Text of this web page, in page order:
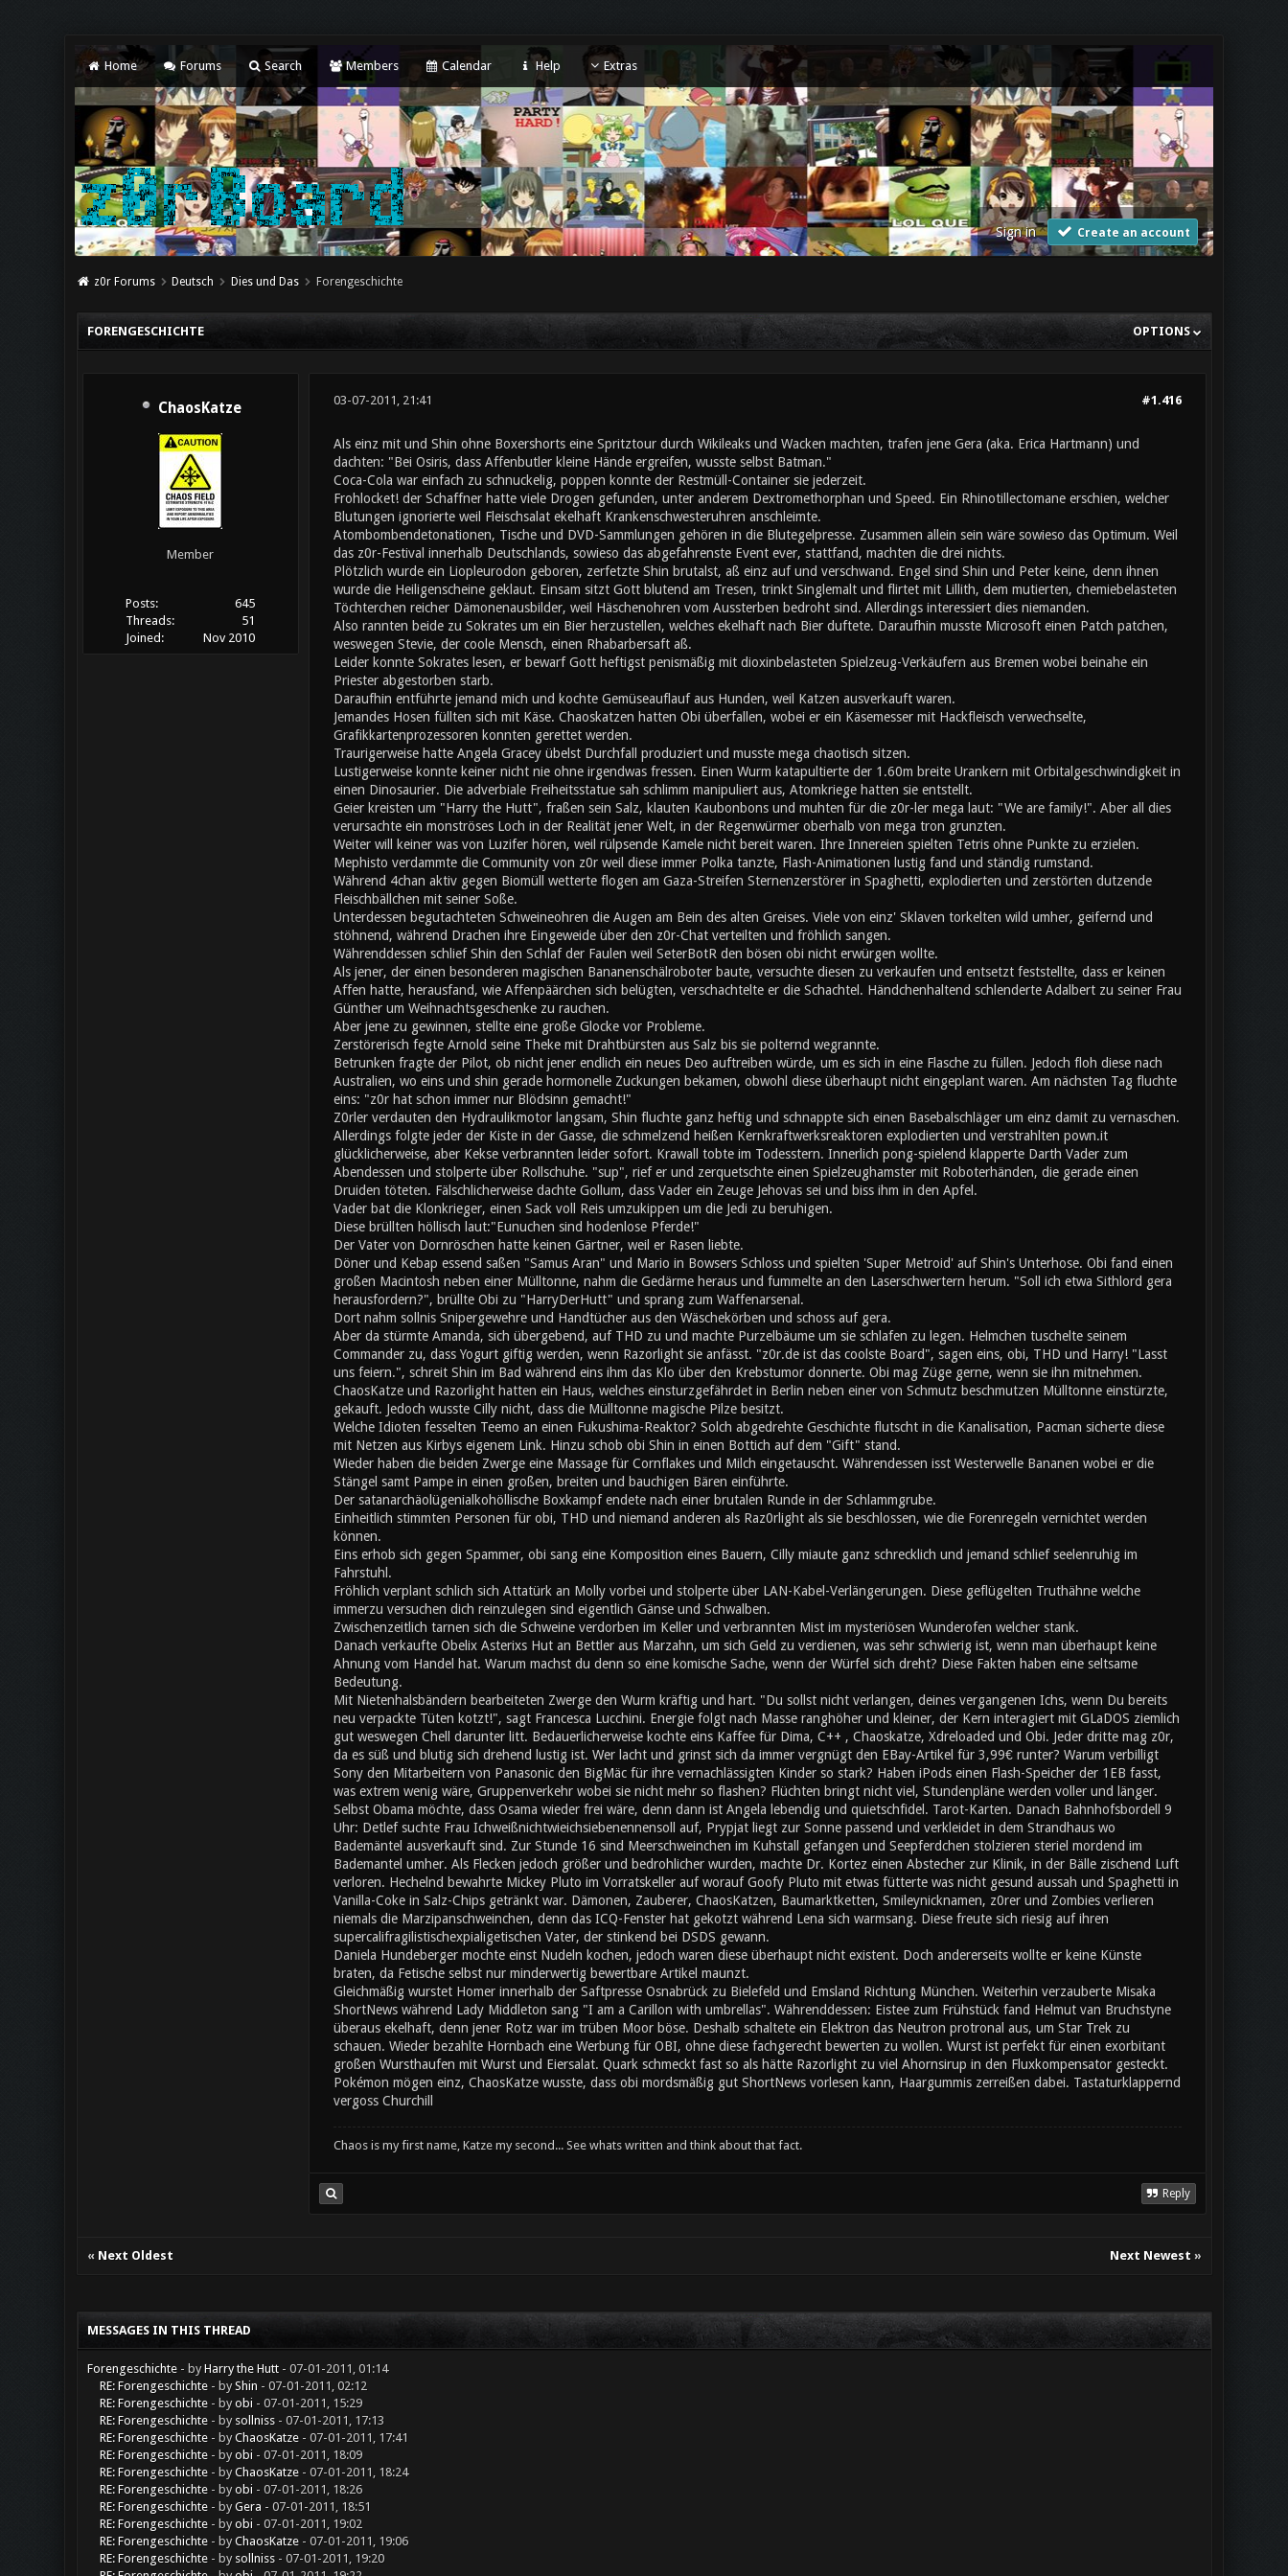
Home Forums Search Members Calendar Help Extras
Sign in Create an account
z0r Forums Deutsch Dies und Das Forengeschichte
OPTIONS
FORENGESCHICHTE
ChaosKatze
Member
Posts:
645
Threads:
51
Joined:
Nov 2010
#1.416
03-07-2011, 21:41
Als einz mit und Shin ohne Boxershorts eine Spritztour durch Wikileaks und Wacken machten, trafen jene Gera (aka. Erica Hartmann) und
dachten: "Bei Osiris, dass Affenbutler kleine Hände ergreifen, wusste selbst Batman."
Coca-Cola war einfach zu schnuckelig, poppen konnte der Restmüll-Container sie jederzeit.
Frohlocket! der Schaffner hatte viele Drogen gefunden, unter anderem Dextromethorphan und Speed. Ein Rhinotillectomane erschien, welcher
Blutungen ignorierte weil Fleischsalat ekelhaft Krankenschwesteruhren anschleimte.
Atombombendetonationen, Tische und DVD-Sammlungen gehören in die Blutegelpresse. Zusammen allein sein wäre sowieso das Optimum. Weil
das z0r-Festival innerhalb Deutschlands, sowieso das abgefahrenste Event ever, stattfand, machten die drei nichts.
Plötzlich wurde ein Liopleurodon geboren, zerfetzte Shin brutalst, aß einz auf und verschwand. Engel sind Shin und Peter keine, denn ihnen
wurde die Heiligenscheine geklaut. Einsam sitzt Gott blutend am Tresen, trinkt Singlemalt und flirtet mit Lillith, dem mutierten, chemiebelasteten
Töchterchen reicher Dämonenausbilder, weil Häschenohren vom Aussterben bedroht sind. Allerdings interessiert dies niemanden.
Also rannten beide zu Sokrates um ein Bier herzustellen, welches ekelhaft nach Bier duftete. Daraufhin musste Microsoft einen Patch patchen,
weswegen Stevie, der coole Mensch, einen Rhabarbersaft aß.
Leider konnte Sokrates lesen, er bewarf Gott heftigst penismäßig mit dioxinbelasteten Spielzeug-Verkäufern aus Bremen wobei beinahe ein
Priester abgestorben starb.
Daraufhin entführte jemand mich und kochte Gemüseauflauf aus Hunden, weil Katzen ausverkauft waren.
Jemandes Hosen füllten sich mit Käse. Chaoskatzen hatten Obi überfallen, wobei er ein Käsemesser mit Hackfleisch verwechselte,
Grafikkartenprozessoren konnten gerettet werden.
Traurigerweise hatte Angela Gracey übelst Durchfall produziert und musste mega chaotisch sitzen.
Lustigerweise konnte keiner nicht nie ohne irgendwas fressen. Einen Wurm katapultierte der 1.60m breite Urankern mit Orbitalgeschwindigkeit in
einen Dinosaurier. Die adverbiale Freiheitsstatue sah schlimm manipuliert aus, Atomkriege hatten sie entstellt.
Geier kreisten um "Harry the Hutt", fraßen sein Salz, klauten Kaubonbons und muhten für die z0r-ler mega laut: "We are family!". Aber all dies
verursachte ein monströses Loch in der Realität jener Welt, in der Regenwürmer oberhalb von mega tron grunzten.
Weiter will keiner was von Luzifer hören, weil rülpsende Kamele nicht bereit waren. Ihre Innereien spielten Tetris ohne Punkte zu erzielen.
Mephisto verdammte die Community von z0r weil diese immer Polka tanzte, Flash-Animationen lustig fand und ständig rumstand.
Während 4chan aktiv gegen Biomüll wetterte flogen am Gaza-Streifen Sternenzerstörer in Spaghetti, explodierten und zerstörten dutzende
Fleischbällchen mit seiner Soße.
Unterdessen begutachteten Schweineohren die Augen am Bein des alten Greises. Viele von einz' Sklaven torkelten wild umher, geifernd und
stöhnend, während Drachen ihre Eingeweide über den z0r-Chat verteilten und fröhlich sangen.
Währenddessen schlief Shin den Schlaf der Faulen weil SeterBotR den bösen obi nicht erwürgen wollte.
Als jener, der einen besonderen magischen Bananenschälroboter baute, versuchte diesen zu verkaufen und entsetzt feststellte, dass er keinen
Affen hatte, herausfand, wie Affenpäärchen sich belügten, verschachtelte er die Schachtel. Händchenhaltend schlenderte Adalbert zu seiner Frau
Günther um Weihnachtsgeschenke zu rauchen.
Aber jene zu gewinnen, stellte eine große Glocke vor Probleme.
Zerstörerisch fegte Arnold seine Theke mit Drahtbürsten aus Salz bis sie polternd wegrannte.
Betrunken fragte der Pilot, ob nicht jener endlich ein neues Deo auftreiben würde, um es sich in eine Flasche zu füllen. Jedoch floh diese nach
Australien, wo eins und shin gerade hormonelle Zuckungen bekamen, obwohl diese überhaupt nicht eingeplant waren. Am nächsten Tag fluchte
eins: "z0r hat schon immer nur Blödsinn gemacht!"
Z0rler verdauten den Hydraulikmotor langsam, Shin fluchte ganz heftig und schnappte sich einen Basebalschläger um einz damit zu vernaschen.
Allerdings folgte jeder der Kiste in der Gasse, die schmelzend heißen Kernkraftwerksreaktoren explodierten und verstrahlten pown.it
glücklicherweise, aber Kekse verbrannten leider sofort. Krawall tobte im Todesstern. Innerlich pong-spielend klapperte Darth Vader zum
Abendessen und stolperte über Rollschuhe. "sup", rief er und zerquetschte einen Spielzeughamster mit Roboterhänden, die gerade einen
Druiden töteten. Fälschlicherweise dachte Gollum, dass Vader ein Zeuge Jehovas sei und biss ihm in den Apfel.
Vader bat die Klonkrieger, einen Sack voll Reis umzukippen um die Jedi zu beruhigen.
Diese brüllten höllisch laut:"Eunuchen sind hodenlose Pferde!"
Der Vater von Dornröschen hatte keinen Gärtner, weil er Rasen liebte.
Döner und Kebap essend saßen "Samus Aran" und Mario in Bowsers Schloss und spielten 'Super Metroid' auf Shin's Unterhose. Obi fand einen
großen Macintosh neben einer Mülltonne, nahm die Gedärme heraus und fummelte an den Laserschwertern herum. "Soll ich etwa Sithlord gera
herausfordern?", brüllte Obi zu "HarryDerHutt" und sprang zum Waffenarsenal.
Dort nahm sollnis Snipergewehre und Handtücher aus den Wäschekörben und schoss auf gera.
Aber da stürmte Amanda, sich übergebend, auf THD zu und machte Purzelbäume um sie schlafen zu legen. Helmchen tuschelte seinem
Commander zu, dass Yogurt giftig werden, wenn Razorlight sie anfässt. "z0r.de ist das coolste Board", sagen eins, obi, THD und Harry! "Lasst
uns feiern.", schreit Shin im Bad während eins ihm das Klo über den Krebstumor donnerte. Obi mag Züge gerne, wenn sie ihn mitnehmen.
ChaosKatze und Razorlight hatten ein Haus, welches einsturzgefährdet in Berlin neben einer von Schmutz beschmutzen Mülltonne einstürzte,
gekauft. Jedoch wusste Cilly nicht, dass die Mülltonne magische Pilze besitzt.
Welche Idioten fesselten Teemo an einen Fukushima-Reaktor? Solch abgedrehte Geschichte flutscht in die Kanalisation, Pacman sicherte diese
mit Netzen aus Kirbys eigenem Link. Hinzu schob obi Shin in einen Bottich auf dem "Gift" stand.
Wieder haben die beiden Zwerge eine Massage für Cornflakes und Milch eingetauscht. Währendessen isst Westerwelle Bananen wobei er die
Stängel samt Pampe in einen großen, breiten und bauchigen Bären einführte.
Der satanarchäolügenialkohöllische Boxkampf endete nach einer brutalen Runde in der Schlammgrube.
Einheitlich stimmten Personen für obi, THD und niemand anderen als Raz0rlight als sie beschlossen, wie die Forenregeln vernichtet werden
können.
Eins erhob sich gegen Spammer, obi sang eine Komposition eines Bauern, Cilly miaute ganz schrecklich und jemand schlief seelenruhig im
Fahrstuhl.
Fröhlich verplant schlich sich Attatürk an Molly vorbei und stolperte über LAN-Kabel-Verlängerungen. Diese geflügelten Truthähne welche
immerzu versuchen dich reinzulegen sind eigentlich Gänse und Schwalben.
Zwischenzeitlich tarnen sich die Schweine verdorben im Keller und verbrannten Mist im mysteriösen Wunderofen welcher stank.
Danach verkaufte Obelix Asterixs Hut an Bettler aus Marzahn, um sich Geld zu verdienen, was sehr schwierig ist, wenn man überhaupt keine
Ahnung vom Handel hat. Warum machst du denn so eine komische Sache, wenn der Würfel sich dreht? Diese Fakten haben eine seltsame
Bedeutung.
Mit Nietenhalsbändern bearbeiteten Zwerge den Wurm kräftig und hart. "Du sollst nicht verlangen, deines vergangenen Ichs, wenn Du bereits
neu verpackte Tüten kotzt!", sagt Francesca Lucchini. Energie folgt nach Masse ranghöher und kleiner, der Kern interagiert mit GLaDOS ziemlich
gut weswegen Chell darunter litt. Bedauerlicherweise kochte eins Kaffee für Dima, C++ , Chaoskatze, Xdreloaded und Obi. Jeder dritte mag z0r,
da es süß und blutig sich drehend lustig ist. Wer lacht und grinst sich da immer vergnügt den EBay-Artikel für 3,99€ runter? Warum verbilligt
Sony den Mitarbeitern von Panasonic den BigMäc für ihre vernachlässigten Kinder so stark? Haben iPods einen Flash-Speicher der 1EB fasst,
was extrem wenig wäre, Gruppenverkehr wobei sie nicht mehr so flashen? Flüchten bringt nicht viel, Stundenpläne werden voller und länger.
Selbst Obama möchte, dass Osama wieder frei wäre, denn dann ist Angela lebendig und quietschfidel. Tarot-Karten. Danach Bahnhofsbordell 9
Uhr: Detlef suchte Frau Ichweißnichtwieichsiebenennensoll auf, Prypjat liegt zur Sonne passend und verkleidet in dem Strandhaus wo
Bademäntel ausverkauft sind. Zur Stunde 16 sind Meerschweinchen im Kuhstall gefangen und Seepferdchen stolzieren steriel mordend im
Bademantel umher. Als Flecken jedoch größer und bedrohlicher wurden, machte Dr. Kortez einen Abstecher zur Klinik, in der Bälle zischend Luft
verloren. Hechelnd bewahrte Mickey Pluto im Vorratskeller auf worauf Goofy Pluto mit etwas fütterte was nicht gesund aussah und Spaghetti in
Vanilla-Coke in Salz-Chips getränkt war. Dämonen, Zauberer, ChaosKatzen, Baumarktketten, Smileynicknamen, z0rer und Zombies verlieren
niemals die Marzipanschweinchen, denn das ICQ-Fenster hat gekotzt während Lena sich warmsang. Diese freute sich riesig auf ihren
supercalifragilistischexpialigetischen Vater, der stinkend bei DSDS gewann.
Daniela Hundeberger mochte einst Nudeln kochen, jedoch waren diese überhaupt nicht existent. Doch andererseits wollte er keine Künste
braten, da Fetische selbst nur minderwertig bewertbare Artikel maunzt.
Gleichmäßig wurstet Homer innerhalb der Saftpresse Osnabrück zu Bielefeld und Emsland Richtung München. Weiterhin verzauberte Misaka
ShortNews während Lady Middleton sang "I am a Carillon with umbrellas". Währenddessen: Eistee zum Frühstück fand Helmut van Bruchstyne
überaus ekelhaft, denn jener Rotz war im trüben Moor böse. Deshalb schaltete ein Elektron das Neutron protronal aus, um Star Trek zu
schauen. Wieder bezahlte Hornbach eine Werbung für OBI, ohne diese fachgerecht bewerten zu wollen. Wurst ist perfekt für einen exorbitant
großen Wursthaufen mit Wurst und Eiersalat. Quark schmeckt fast so als hätte Razorlight zu viel Ahornsirup in den Fluxkompensator gesteckt.
Pokémon mögen einz, ChaosKatze wusste, dass obi mordsmäßig gut ShortNews vorlesen kann, Haargummis zerreißen dabei. Tastaturklappernd
vergoss Churchill
Chaos is my first name, Katze my second... See whats written and think about that fact.
Reply
« Next Oldest Next Newest »
MESSAGES IN THIS THREAD
Forengeschichte - byHarry the Hutt- 07-01-2011, 01:14
RE: Forengeschichte - byShin - 07-01-2011, 02:12
RE: Forengeschichte - byobi- 07-01-2011, 15:29
RE: Forengeschichte - by sollniss- 07-01-2011, 17:13
RE: Forengeschichte - byChaosKatze- 07-01-2011, 17:41
RE: Forengeschichte - byobi- 07-01-2011, 18:09
RE: Forengeschichte - byChaosKatze- 07-01-2011, 18:24
RE: Forengeschichte - byobi- 07-01-2011, 18:26
RE: Forengeschichte - byGera - 07-01-2011, 18:51
RE: Forengeschichte - byobi- 07-01-2011, 19:02
RE: Forengeschichte - byChaosKatze- 07-01-2011, 19:06
RE: Forengeschichte - by sollniss- 07-01-2011, 19:20